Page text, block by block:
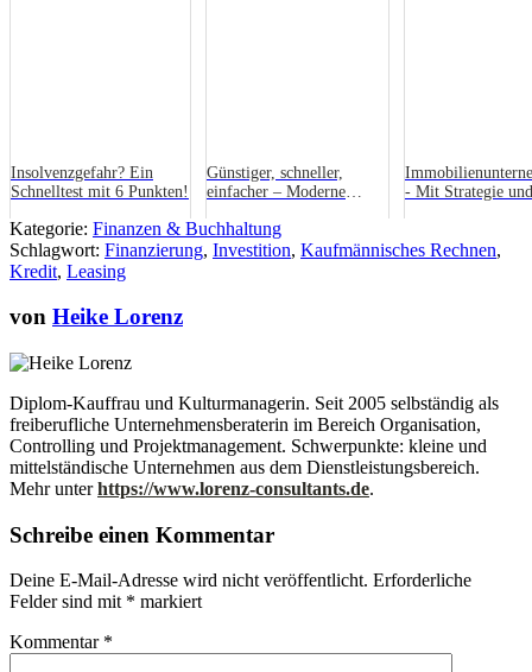
Insolvenzgefahr? Ein
Schnelltest mit 6 Punkten!
Günstiger, schneller,
einfacher – Moderne
mit Fintechs
- Mit Strategie
Kategorie: Finanzen & Buchhaltung
Schlagwort: Finanzierung, Investition, Kaufmännisches Rechnen,
Kredit, Leasing
von Heike Lorenz
Diplom-Kauffrau und Kulturmanagerin. Seit 2005 selbständig als
freiberufliche Unternehmensberaterin im Bereich Organisation,
Controlling und Projektmanagement. Schwerpunkte: kleine und
mittelständische Unternehmen aus dem Dienstleistungsbereich.
Mehr unterhttps://www.lorenz-consultants.de.
Schreibe einen Kommentar
Deine E-Mail-Adresse wird nicht veröffentlicht. Erforderliche
Felder sind mit * markiert
Kommentar *